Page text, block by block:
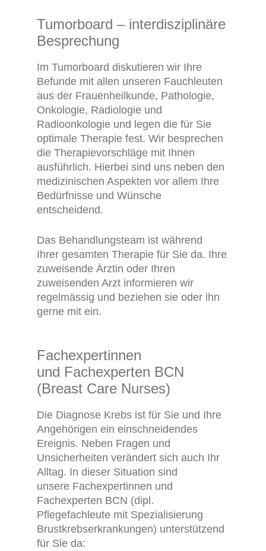
Tumorboard – interdisziplinäre
Besprechung
Im Tumorboard diskutieren wir Ihre
Befunde mit allen unseren Fauchleuten
aus der Frauenheilkunde, Pathologie,
Onkologie, Radiologie und
Radioonkologie und legen die für Sie
optimale Therapie fest. Wir besprechen
die Therapievorschläge mit Ihnen
ausführlich. Hierbei sind uns neben den
medizinischen Aspekten vor allem Ihre
Bedürfnisse und Wünsche
entscheidend.
Das Behandlungsteam ist während
Ihrer gesamten Therapie für Sie da. Ihre
zuweisende Ärztin oder Ihren
zuweisenden Arzt informieren wir
regelmässig und beziehen sie oder ihn
gerne mit ein.
Fachexpertinnen
und Fachexperten BCN
(Breast Care Nurses)
Die Diagnose Krebs ist für Sie und Ihre
Angehörigen ein einschneidendes
Ereignis. Neben Fragen und
Unsicherheiten verändert sich auch Ihr
Alltag. In dieser Situation sind
unsere Fachexpertinnen und
Fachexperten BCN (dipl.
Pflegefachleute mit Spezialisierung
Brustkrebserkrankungen) unterstützend
für Sie da: